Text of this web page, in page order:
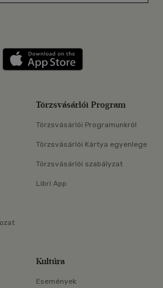
on
Instagramon
a LinkedInen
applikáció Szerezd meg: Google
Törzsvásárlói Program
Törzsvásárlói Programunkról
Törzsvásárlói Kártya egyenlege
Törzsvásárlói szabályzat
Libri App
Kultúra
Események